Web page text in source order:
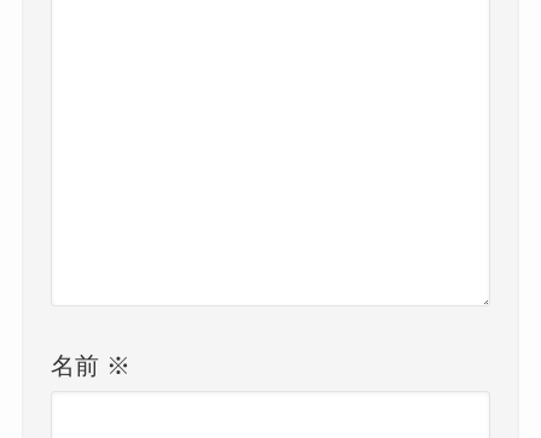
名前 ※